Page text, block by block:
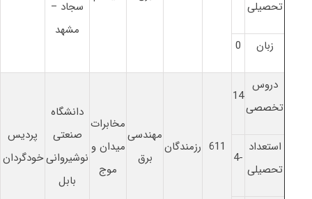
سجاد –
مشهد
تحصیلی
زبان 0
دروس
تخصصی
14
611 رزمندگان
مهندسی
برق
مخابرات
میدان و
موج
دانشگاه
صنعتی
نوشیروانی
بابل
پردیس
خودگردان
استعداد
تحصیلی
-4